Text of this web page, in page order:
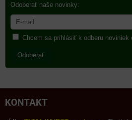
Odoberať naše novinky:
Chcem sa prihlásiť k odberu noviniek
Odoberať
KONTAKT